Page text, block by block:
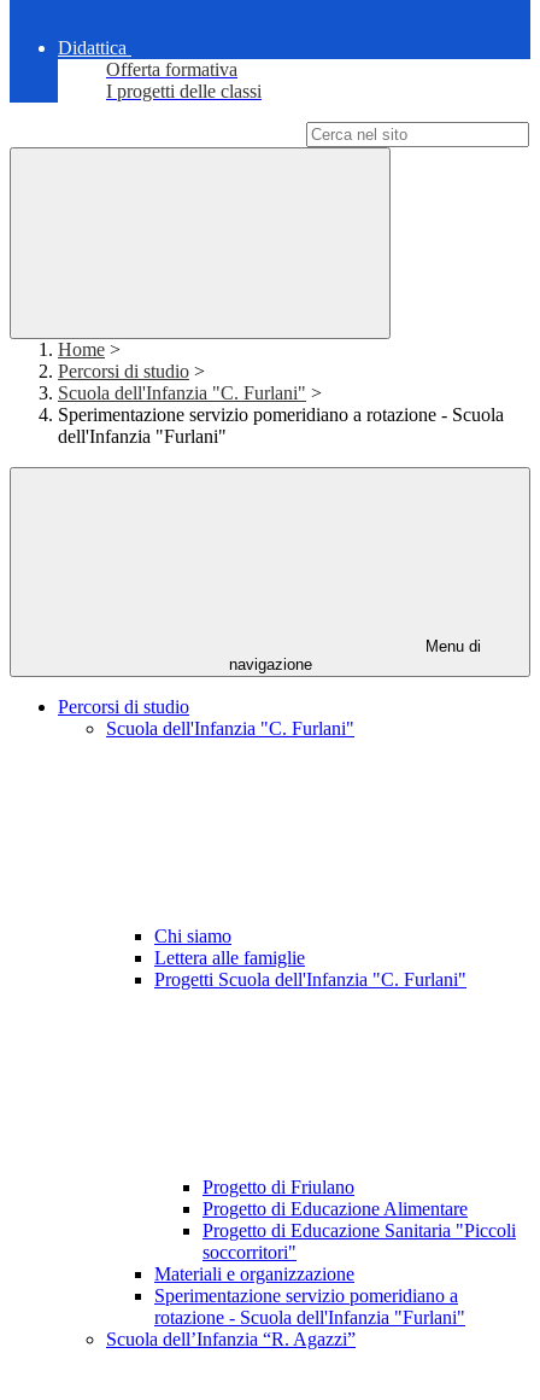
Didattica
Offerta formativa
I progetti delle classi
Home >
Percorsi di studio >
Scuola dell'Infanzia "C. Furlani" >
Sperimentazione servizio pomeridiano a rotazione - Scuola
dell'Infanzia "Furlani"
Menu di
navigazione
Percorsi di studio
Scuola dell'Infanzia "C. Furlani"
Chi siamo
Lettera alle famiglie
Progetti Scuola dell'Infanzia "C. Furlani"
Progetto di Friulano
Progetto di Educazione Alimentare
Progetto di Educazione Sanitaria "Piccoli
soccorritori"
Materiali e organizzazione
Sperimentazione servizio pomeridiano a
rotazione - Scuola dell'Infanzia "Furlani"
Scuola dell’Infanzia “R. Agazzi”